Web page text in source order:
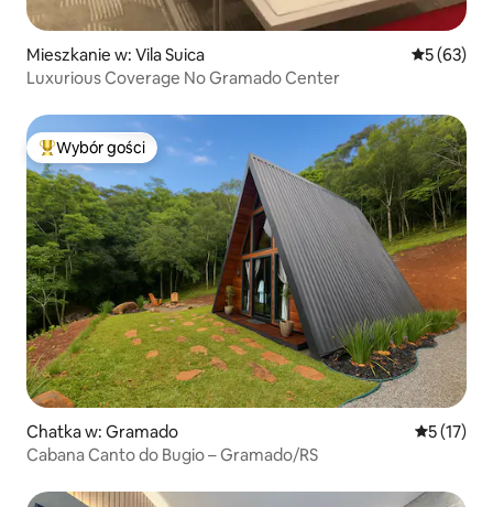
Mieszkanie w: Vila Suica Średnia
5 (63)
Luxurious Coverage No Gramado Center
Najpopularniejsze z kategorii Wybór gości
Wybór gości
Chatka w: Gramado Średnia
5 (17)
Cabana Canto do Bugio – Gramado/RS